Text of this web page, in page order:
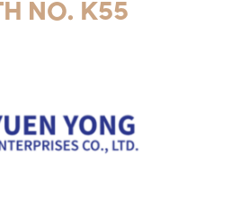
NO. K55